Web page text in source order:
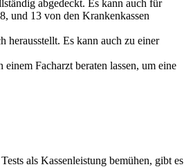
abgedeckt. Es kann auch für
und 13 von den Krankenkassen
herausstellt. Es kann auch zu einer
Facharzt beraten lassen, um eine
als Kassenleistung bemühen, gibt es